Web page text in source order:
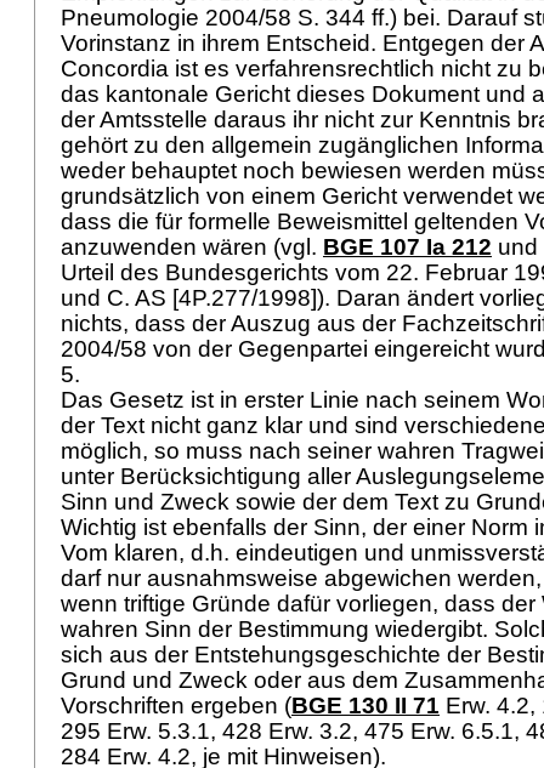
Pneumologie 2004/58 S. 344 ff.) bei. Darauf
Vorinstanz in ihrem Entscheid. Entgegen der
Concordia ist es verfahrensrechtlich nicht zu
das kantonale Gericht dieses Dokument und
der Amtsstelle daraus ihr nicht zur Kenntnis
gehört zu den allgemein zugänglichen
weder behauptet noch bewiesen werden
grundsätzlich von einem Gericht verwendet
dass die für formelle Beweismittel geltenden
anzuwenden wären (vgl. BGE 107 Ia 212 und
Urteil des Bundesgerichts vom 22. Februar
und C. AS [4P.277/1998]). Daran ändert
nichts, dass der Auszug aus der
2004/58 von der Gegenpartei eingereicht
5.
Das Gesetz ist in erster Linie nach seinem
der Text nicht ganz klar und sind
möglich, so muss nach seiner wahren
unter Berücksichtigung aller
Sinn und Zweck sowie der dem Text zu
Wichtig ist ebenfalls der Sinn, der einer Norm
Vom klaren, d.h. eindeutigen und
darf nur ausnahmsweise abgewichen
wenn triftige Gründe dafür vorliegen, dass der
wahren Sinn der Bestimmung wiedergibt.
sich aus der Entstehungsgeschichte der
Grund und Zweck oder aus dem
Vorschriften ergeben (BGE 130 II 71 Erw. 4.2,
295 Erw. 5.3.1, 428 Erw. 3.2, 475 Erw. 6.5.1,
284 Erw. 4.2, je mit Hinweisen).